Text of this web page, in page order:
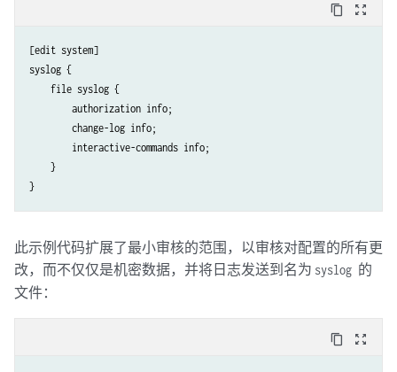
content_copy zoom_out_map
[edit system]
syslog {
    file syslog {
        authorization info;
        change-log info;
        interactive-commands info;
    }
此示例代码扩展了最小审核的范围，以审核对配置的所有更
改，而不仅仅是机密数据，并将日志发送到名为 syslog 的
文件：
content_copy zoom_out_map